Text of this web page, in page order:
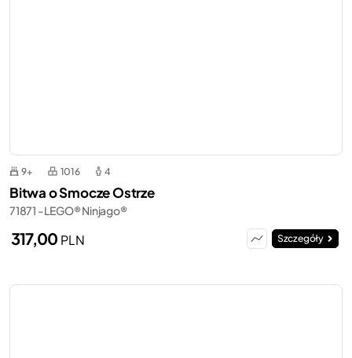
9+ 1016 4
Bitwa o Smocze Ostrze
71871 - LEGO® Ninjago®
317,00 PLN Szczegóły